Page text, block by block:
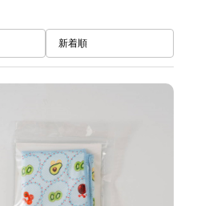
新着順